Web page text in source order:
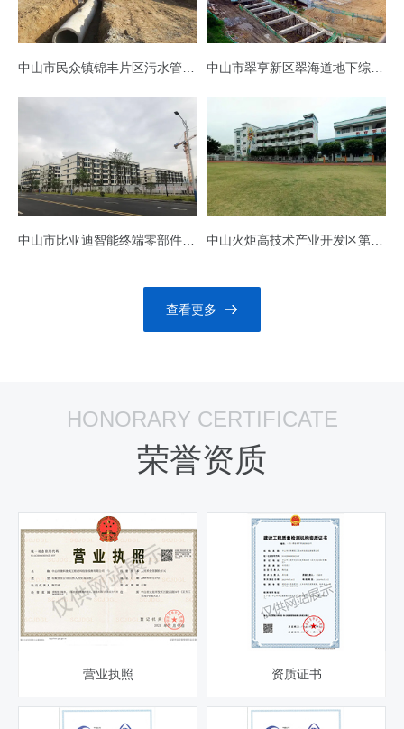
中山市比亚迪智能终端零部件生产项目(3、4、5、6、7、8号宿舍，废水处理站) 中山火炬高技术产业开发区第九小学
查看更多
HONORARY CERTIFICATE
荣誉资质
营业执照 资质证书